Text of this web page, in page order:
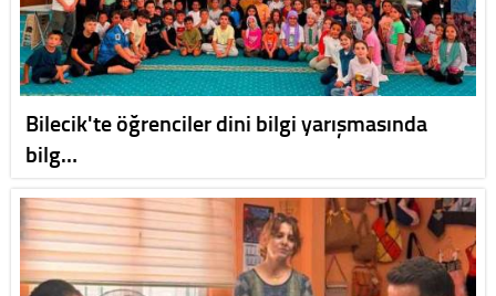
Bilecik'te öğrenciler dini bilgi yarışmasında
bilg…